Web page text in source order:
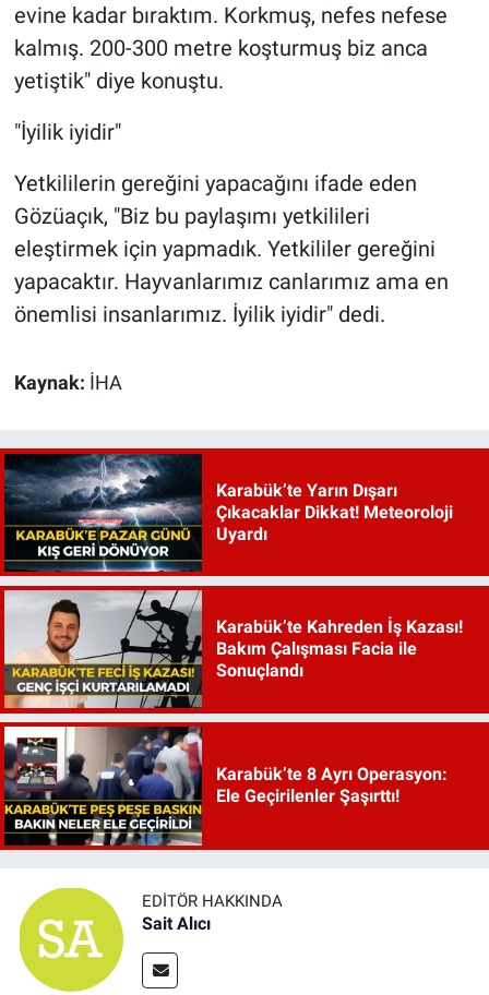
evine kadar bıraktım. Korkmuş, nefes nefese
kalmış. 200-300 metre koşturmuş biz anca
yetiştik" diye konuştu.
"İyilik iyidir"
Yetkililerin gereğini yapacağını ifade eden
Gözüaçık, "Biz bu paylaşımı yetkilileri
eleştirmek için yapmadık. Yetkililer gereğini
yapacaktır. Hayvanlarımız canlarımız ama en
önemlisi insanlarımız. İyilik iyidir" dedi.
Kaynak: İHA
Karabük’te Yarın Dışarı
Çıkacaklar Dikkat! Meteoroloji
Uyardı
Karabük’te Kahreden İş Kazası!
Bakım Çalışması Facia ile
Sonuçlandı
Karabük’te 8 Ayrı Operasyon:
Ele Geçirilenler Şaşırttı!
EDITÖR HAKKINDA
Sait Alıcı